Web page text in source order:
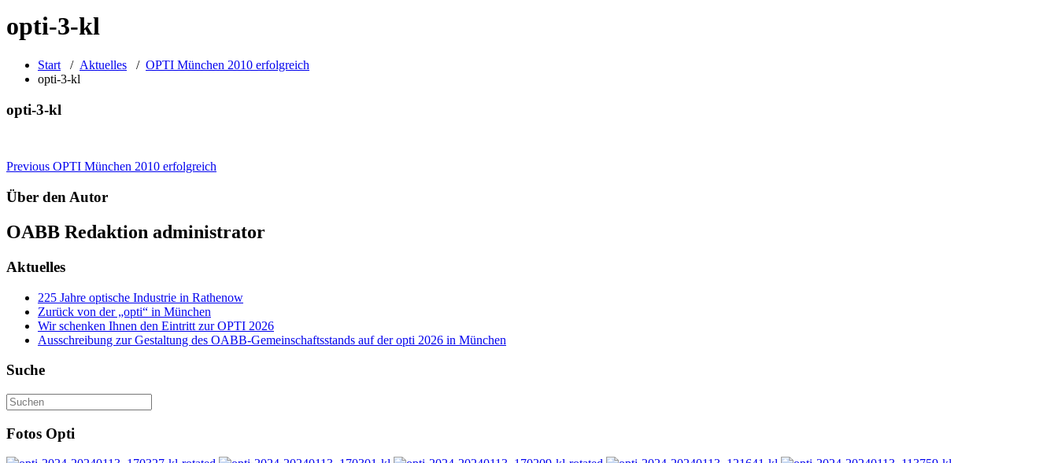
opti-3-kl
Start / Aktuelles / OPTI München 2010 erfolgreich
opti-3-kl
opti-3-kl
Beitragsnavigation
Previous OPTI München 2010 erfolgreich
Über den Autor
OABB Redaktion administrator
Aktuelles
225 Jahre optische Industrie in Rathenow
Zurück von der „opti“ in München
Wir schenken Ihnen den Eintritt zur OPTI 2026
Ausschreibung zur Gestaltung des OABB-Gemeinschaftsstands auf der opti 2026 in München
Suche
Fotos Opti